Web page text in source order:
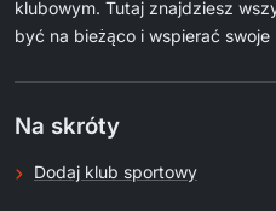
klubowym. Tutaj znajdziesz
być na bieżąco i wspierać swoje
Na skróty
Dodaj klub sportowy